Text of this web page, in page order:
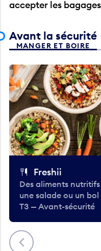
MANGER ET BOIRE
Précédent
Des aliments nutritifs
une salade ou un bol
T3 — Avant-sécurité